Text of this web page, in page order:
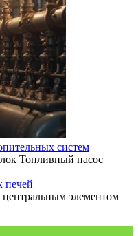
систем
Топливный насос
печей
элементом